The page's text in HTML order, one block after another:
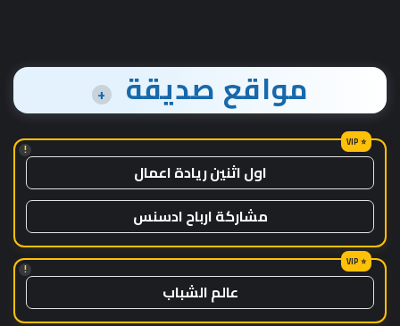
مواقع صديقة +
!
اول اثنين ريادة اعمال
مشاركة ارباح ادسنس
!
عالم الشباب